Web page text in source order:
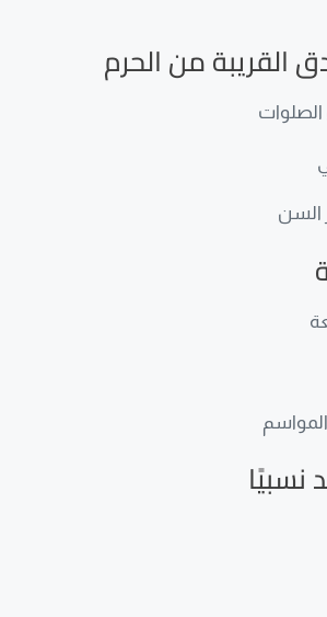
القريبة من الحرم
السن
نسبيًا